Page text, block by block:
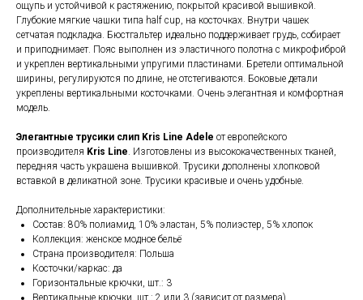
ощупь и устойчивой к растяжению, покрытой красивой вышивкой.
Глубокие мягкие чашки типа half cup, на косточках. Внутри чашек
сетчатая подкладка. Бюстгальтер идеально поддерживает грудь, собирает
и приподнимает. Пояс выполнен из эластичного полотна с микрофиброй
и укреплен вертикальными упругими пластинами. Бретели оптимальной
ширины, регулируются по длине, не отстегиваются. Боковые детали
укреплены вертикальными косточками. Очень элегантная и комфортная
модель.
Элегантные трусики слип Kris Line Adele от европейского
производителя Kris Line. Изготовлены из высококачественных тканей,
передняя часть украшена вышивкой. Трусики дополнены хлопковой
вставкой в деликатной зоне. Трусики красивые и очень удобные.
Дополнительные характеристики:
Состав: 80% полиамид, 10% эластан, 5% полиэстер, 5% хлопок
Коллекция: женское модное бельё
Страна производителя: Польша
Косточки/каркас: да
Горизонтальные крючки, шт.: 3